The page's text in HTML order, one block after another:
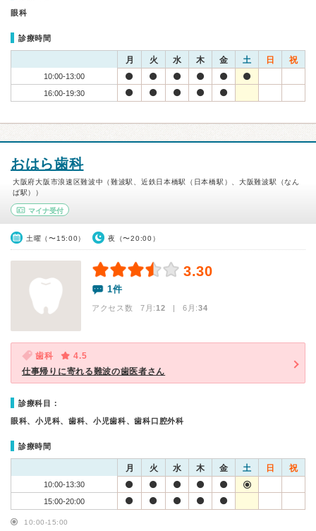
眼科
診療時間
月 火 水 木 金 土 日 祝
10:00-13:00
16:00-19:30
おはら歯科
大阪府大阪市浪速区難波中（難波駅、近鉄日本橋駅（日本橋駅）、大阪難波駅（なん
ば駅））
マイナ受付
土曜（〜15:00） 夜（〜20:00）
3.30
1件
アクセス数 7月:12 | 6月:34
歯科
4.5
仕事帰りに寄れる難波の歯医者さん
診療科目：
眼科、小児科、歯科、小児歯科、歯科口腔外科
診療時間
月 火 水 木 金 土 日 祝
10:00-13:30
15:00-20:00
10:00-15:00